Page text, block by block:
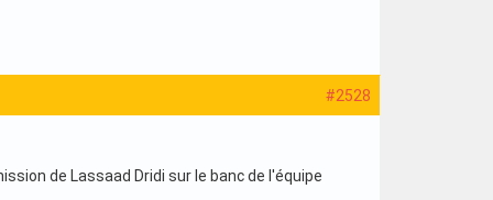
#2528
de Lassaad Dridi sur le banc de l'équipe